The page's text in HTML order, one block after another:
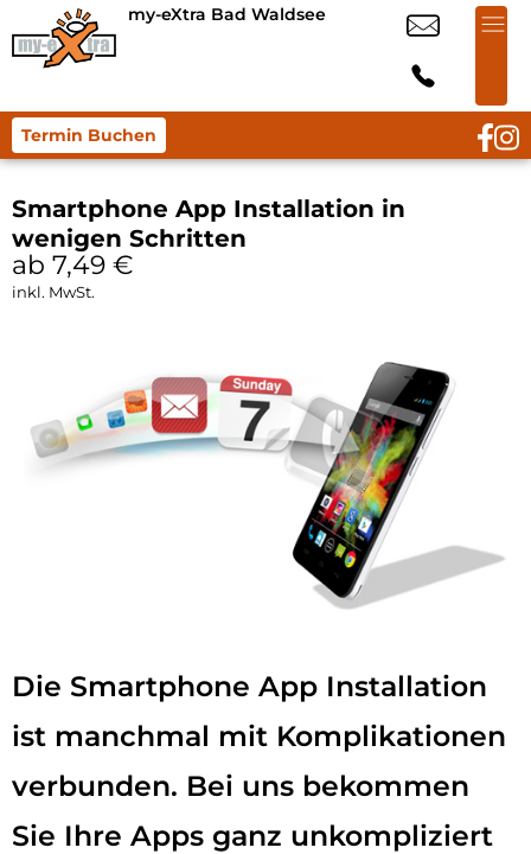
my-eXtra Bad Waldsee
Termin Buchen
Smartphone App Installation in
wenigen Schritten
ab 7,49 €
inkl. MwSt.
Die Smartphone App Installation
ist manchmal mit Komplikationen
verbunden. Bei uns bekommen
Sie Ihre Apps ganz unkompliziert